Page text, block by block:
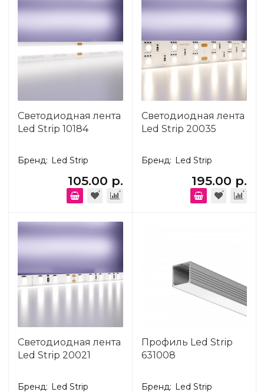
Светодиодная лента
Led Strip 10184
Бренд: Led Strip
105.00 р.
Светодиодная лента
Led Strip 20035
Бренд: Led Strip
195.00 р.
Светодиодная лента
Led Strip 20021
Бренд: Led Strip
Профиль Led Strip
631008
Бренд: Led Strip